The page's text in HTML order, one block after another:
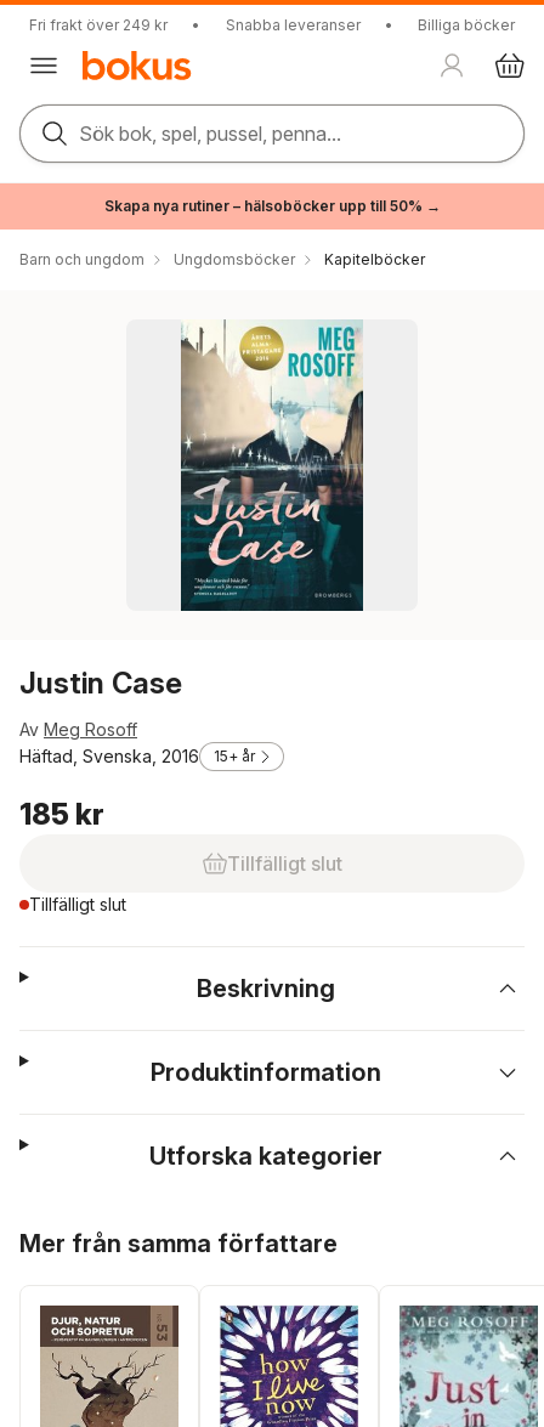
Fri frakt över 249 kr • Snabba leveranser • Billiga böcker
Sök bok, spel, pussel, penna...
Skapa nya rutiner – hälsoböcker upp till 50% →
Barn och ungdom Ungdomsböcker Kapitelböcker
Justin Case
Av Meg Rosoff
Häftad, Svenska, 2016
15+ år
185 kr
Tillfälligt slut
Tillfälligt slut
Beskrivning
Produktinformation
Utforska kategorier
Mer från samma författare